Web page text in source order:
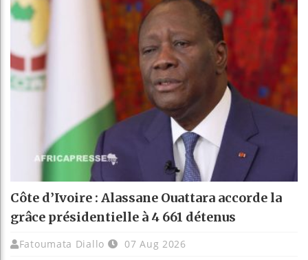
Côte d’Ivoire : Alassane Ouattara accorde la
grâce présidentielle à 4 661 détenus
Fatoumata Diallo 07 Aug 2026